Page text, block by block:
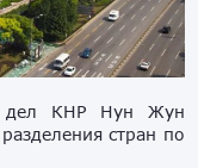
дел КНР Нун Жун
стран по